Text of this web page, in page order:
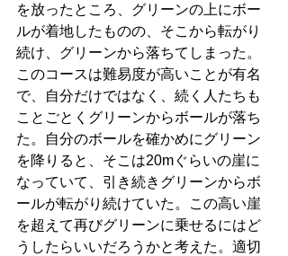
を放ったところ、グリーンの上にボー
ルが着地したものの、そこから転がり
続け、グリーンから落ちてしまった。
このコースは難易度が高いことが有名
で、自分だけではなく、続く人たちも
ことごとくグリーンからボールが落ち
た。自分のボールを確かめにグリーン
を降りると、そこは20mぐらいの崖に
なっていて、引き続きグリーンからボ
ールが転がり続けていた。この高い崖
を超えて再びグリーンに乗せるにはど
うしたらいいだろうかと考えた。適切